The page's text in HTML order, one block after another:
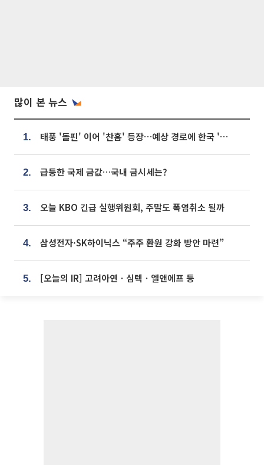
많이 본 뉴스
1. 태풍 '돌핀' 이어 '찬홈' 등장…예상 경로에 한국 '한숨'
2. 급등한 국제 금값…국내 금시세는?
3. 오늘 KBO 긴급 실행위원회, 주말도 폭염취소 될까
4. 삼성전자·SK하이닉스 “주주 환원 강화 방안 마련”
5. [오늘의 IR] 고려아연ㆍ심텍ㆍ엘앤에프 등